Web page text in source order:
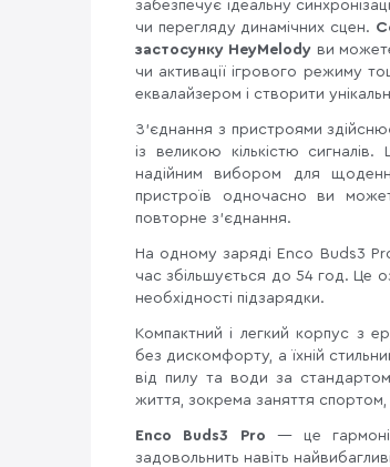
забезпечує ідеальну
чи перегляду динамічних сцен.
застосунку HeyMelody ви
чи активації ігрового режиму
еквалайзером і створити
З’єднання з пристроями
із великою кількістю
надійним вибором для
пристроїв одночасно ви
повторне з’єднання.
На одному заряді Enco Buds3
час збільшується до 54 год. Це
необхідності підзарядки.
Компактний і легкий корпус з
без дискомфорту, а їхній
від пилу та води за стандартом
життя, зокрема заняття
Enco Buds3 Pro — це
задовольнить навіть